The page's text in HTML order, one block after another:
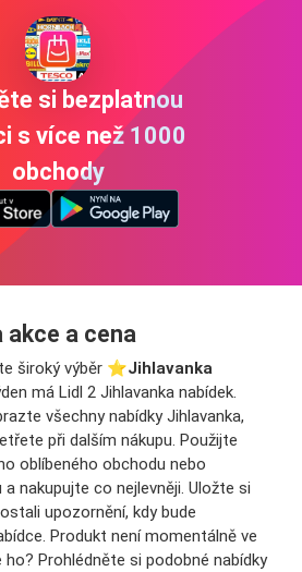
si bezplatnou
s více než 1000
obchody
akce a cena
široký výběr ⭐️Jihlavanka
má Lidl 2 Jihlavanka nabídek.
všechny nabídky Jihlavanka,
při dalším nákupu. Použijte
oblíbeného obchodu nebo
nakupujte co nejlevněji. Uložte si
upozornění, kdy bude
Produkt není momentálně ve
Prohlédněte si podobné nabídky